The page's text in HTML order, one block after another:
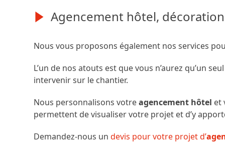
Agencement hôtel,
Nous vous proposons également nos services
L’un de nos atouts est que vous n’aurez qu’un
intervenir sur le chantier.
Nous personnalisons votreagencement hôtel et
permettent de visualiser votre projet et d’y
Demandez-nous undevis pour votre projet d’